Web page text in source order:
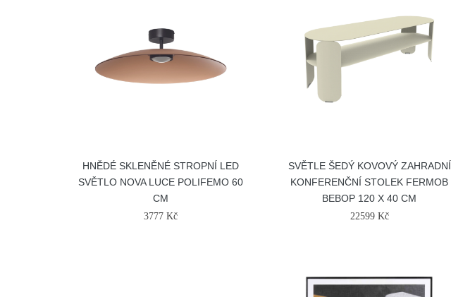
HNĚDÉ SKLENĚNÉ STROPNÍ LED
SVĚTLO NOVA LUCE POLIFEMO 60
CM
3777 Kč
SVĚTLE ŠEDÝ KOVOVÝ ZAHRADNÍ
KONFERENČNÍ STOLEK FERMOB
BEBOP 120 X 40 CM
22599 Kč